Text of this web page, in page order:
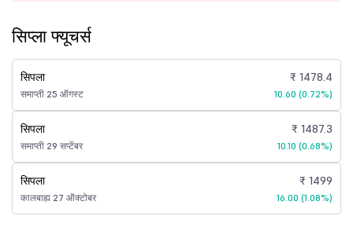
सिप्ला फ्यूचर्स
सिपला
समाप्ती 25 ऑगस्ट
₹ 1478.4
10.60 (0.72%)
सिपला
समाप्ती 29 सप्टेंबर
₹ 1487.3
10.10 (0.68%)
सिपला
कालबाह्य 27 ऑक्टोबर
₹ 1499
16.00 (1.08%)